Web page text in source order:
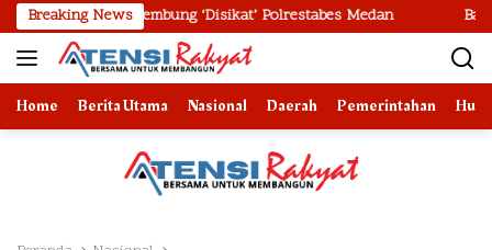
Langsung
ke
konten
Breaking News
Api Tembung ‘Disikat’ Polrestabes Medan Bank
Home Berita Utama Nasional Daerah Pemerintahan